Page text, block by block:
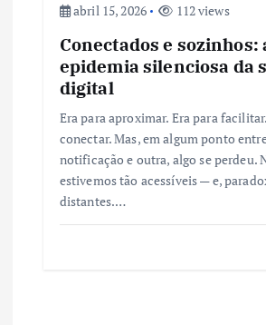
abril 15, 2026
112 views
Conectados e sozinhos:
epidemia silenciosa da
digital
Era para aproximar. Era para
conectar. Mas, em algum ponto
notificação e outra, algo se perdeu.
estivemos tão acessíveis — e,
distantes.…